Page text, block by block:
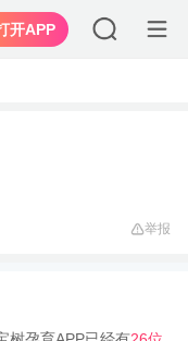
开APP
举报